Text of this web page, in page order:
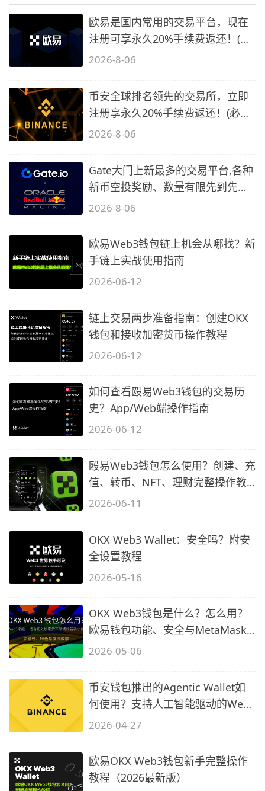
欧易是国内常用的交易平台，现在
注册可享永久20%手续费返还！(必
备1)
2026-8-06
币安全球排名领先的交易所，立即
注册享永久20%手续费返还！(必备
2)
2026-8-06
Gate大门上新最多的交易平台,各种
新币空投奖励、数量有限先到先
得…
2026-8-06
欧易Web3钱包链上机会从哪找？新
手链上实战使用指南
2026-06-12
链上交易两步准备指南：创建OKX
钱包和接收加密货币操作教程
2026-06-12
如何查看殴易Web3钱包的交易历
史？App/Web端操作指南
2026-06-12
殴易Web3钱包怎么使用？创建、充
值、转币、NFT、理财完整操作教
程
2026-06-11
OKX Web3 Wallet：安全吗？附安
全设置教程
2026-05-16
OKX Web3钱包是什么？怎么用？
欧易钱包功能、安全与MetaMask
差异介绍
2026-05-06
币安钱包推出的Agentic Wallet如
何使用？支持人工智能驱动的Web3
交易和
2026-04-27
欧易OKX Web3钱包新手完整操作
教程（2026最新版）